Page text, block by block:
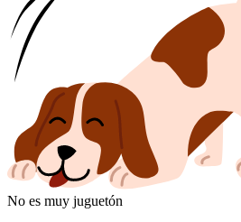
No es muy juguetón